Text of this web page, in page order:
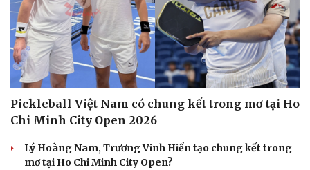
Pickleball Việt Nam có chung kết trong mơ tại Ho
Chi Minh City Open 2026
Lý Hoàng Nam, Trương Vinh Hiển tạo chung kết trong
mơ tại Ho Chi Minh City Open?